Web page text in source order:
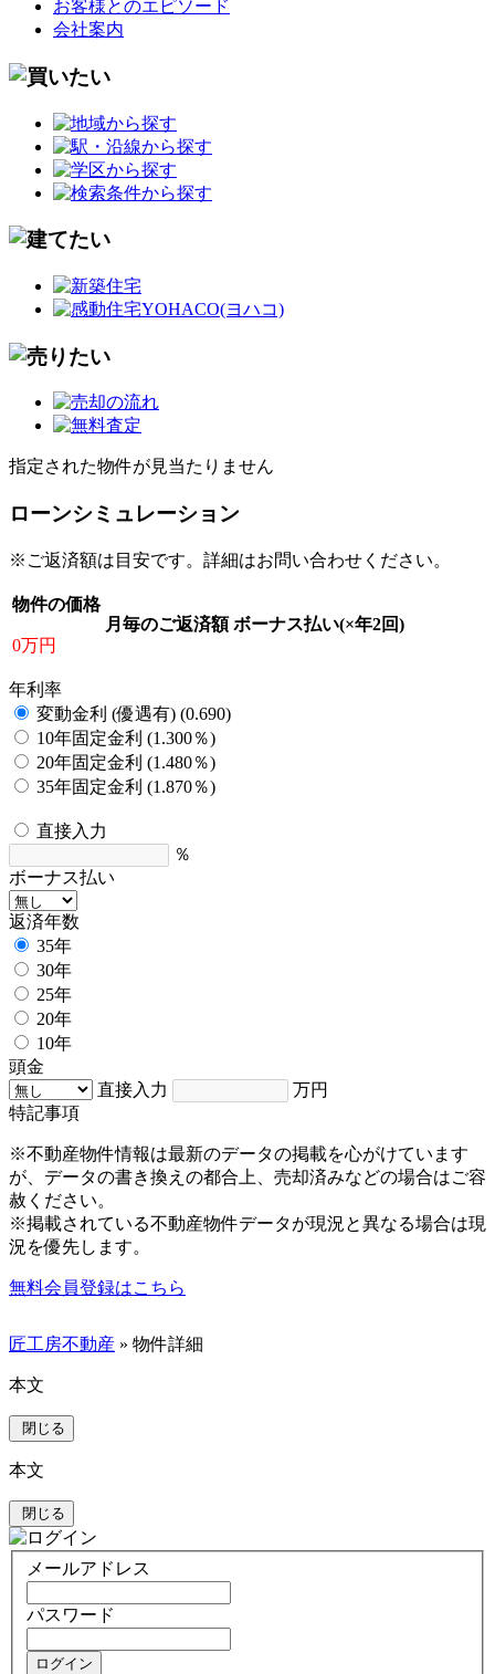
お客様とのエピソード
会社案内
指定された物件が見当たりません
ローンシミュレーション
※ご返済額は目安です。詳細はお問い合わせください。
物件の価格
0万円
月毎のご返済額 ボーナス払い(×年2回)
年利率
変動金利 (優遇有) (0.690)
10年固定金利 (1.300％)
20年固定金利 (1.480％)
35年固定金利 (1.870％)
直接入力
％
ボーナス払い
返済年数
35年
30年
25年
20年
10年
頭金
直接入力
万円
特記事項
※不動産物件情報は最新のデータの掲載を心がけています
が、データの書き換えの都合上、売却済みなどの場合はご容
赦ください。
※掲載されている不動産物件データが現況と異なる場合は現
況を優先します。
無料会員登録はこちら
匠工房不動産 » 物件詳細
本文
閉じる
本文
閉じる
メールアドレス
パスワード
ログイン